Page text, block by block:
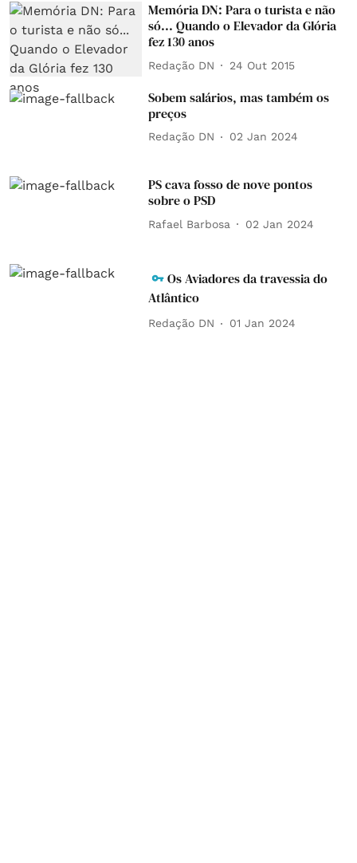
Memória DN: Para o turista e não
só... Quando o Elevador da Glória
fez 130 anos
Redação DN 24 Out 2015
Sobem salários, mas também os
preços
Redação DN 02 Jan 2024
PS cava fosso de nove pontos
sobre o PSD
Rafael Barbosa 02 Jan 2024
Os Aviadores da travessia do
Atlântico
Redação DN 01 Jan 2024